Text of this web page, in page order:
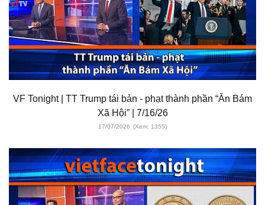
VF Tonight | TT Trump tái bản - phạt thành phần “Ăn Bám
Xã Hội” | 7/16/26
17/07/2026 (Xem: 1355)